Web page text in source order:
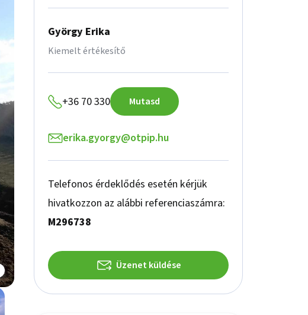
György Erika
Kiemelt értékesítő
+36 70 330 Mutasd
erika.gyorgy@otpip.hu
Telefonos érdeklődés esetén kérjük
hivatkozzon az alábbi referenciaszámra:
M296738
Üzenet küldése